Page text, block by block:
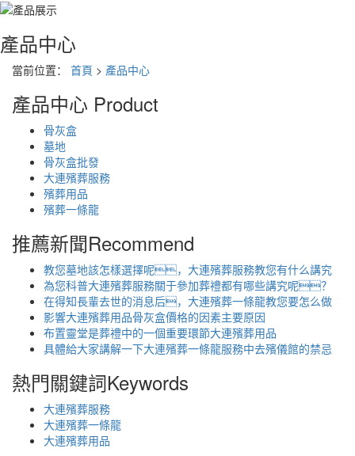
產品中心
當前位置： 首頁 > 產品中心
產品中心 Product
骨灰盒
墓地
骨灰盒批發
大連殯葬服務
殯葬用品
殯葬一條龍
推薦新聞Recommend
教您墓地該怎樣選擇呢，大連殯葬服務教您有什么講究
為您科普大連殯葬服務關于參加葬禮都有哪些講究呢？
在得知長輩去世的消息后，大連殯葬一條龍教您要怎么做
影響大連殯葬用品骨灰盒價格的因素主要原因
布置靈堂是葬禮中的一個重要環節大連殯葬用品
具體給大家講解一下大連殯葬一條龍服務中去殯儀館的禁忌
熱門關鍵詞Keywords
大連殯葬服務
大連殯葬一條龍
大連殯葬用品